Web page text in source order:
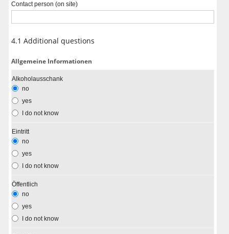
Contact person (on site)
4.1 Additional questions
Allgemeine Informationen
Alkoholausschank
no
yes
I do not know
Eintritt
no
yes
I do not know
Öffentlich
no
yes
I do not know